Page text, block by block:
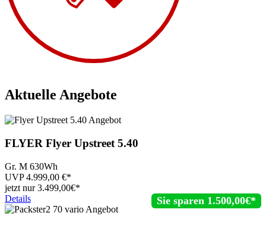
Aktuelle Angebote
FLYER Flyer Upstreet 5.40
Gr. M 630Wh
UVP4.999,00 €*
jetzt nur3.499,00€*
Sie sparen 1.500,00€*
Details